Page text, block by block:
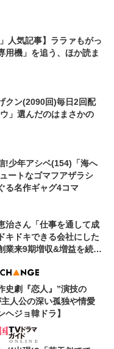
人気記事】ララァもがっ
用機」を追う、ほか読ま
クン(2090回)毎日2回配
」選んだのはまさかの
!少年アシベ(154)「海へ
ートなゴマフアザラシ
る名作ギャグ4コマ
治さん「仕事を通して成
キドキできる会社にした
業来9期増収&増益を続け
史劇『恋人』”演技の
人公の深い孤独や情愛
ヘジョ韓ドラ】